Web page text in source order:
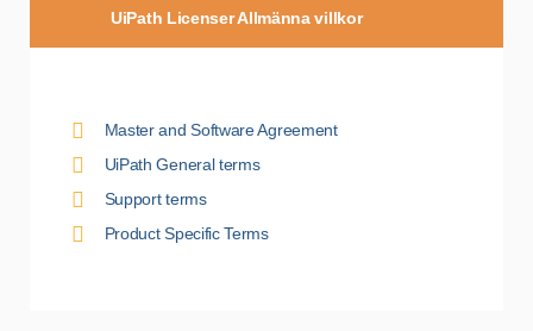
UiPath Licenser Allmänna villkor
Master and Software Agreement
UiPath General terms
Support terms
Product Specific Terms